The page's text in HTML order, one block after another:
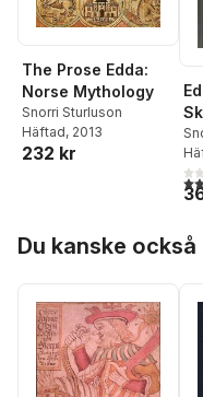
The Prose Edda:
Norse Mythology
Snorri Sturluson
Häftad, 2013
232 kr
5,0
Du kanske